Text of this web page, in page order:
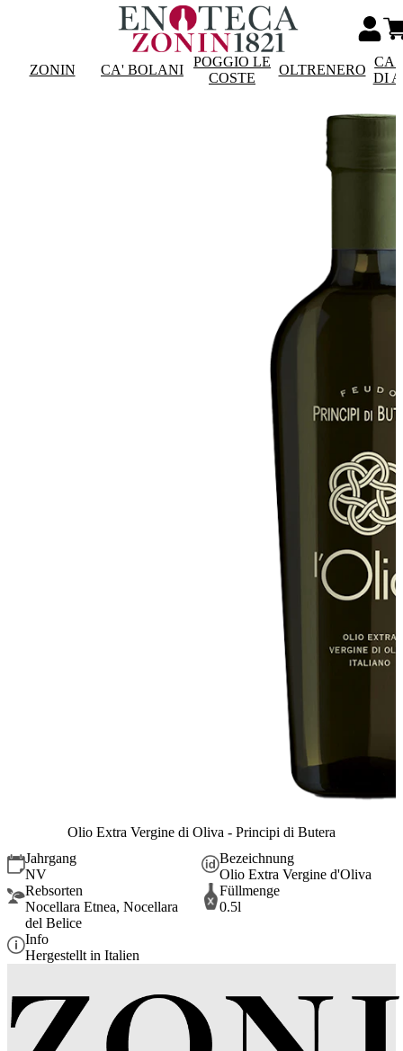
ZONIN CA' BOLANI
POGGIO LE
COSTE
OLTRENERO
DI
Olio Extra Vergine di Oliva - Principi di Butera
Jahrgang
NV
Bezeichnung
Olio Extra Vergine d'Oliva
Rebsorten
Nocellara Etnea, Nocellara
del Belice
Füllmenge
0.5l
Info
Hergestellt in Italien